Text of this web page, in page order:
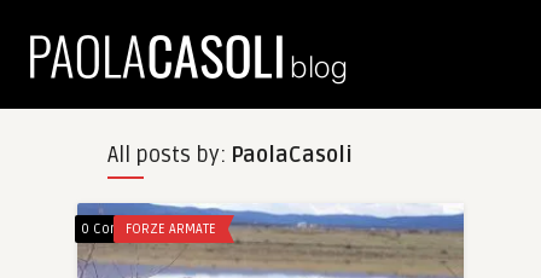
All posts by: PaolaCasoli
0 CommentsFORZE ARMATE